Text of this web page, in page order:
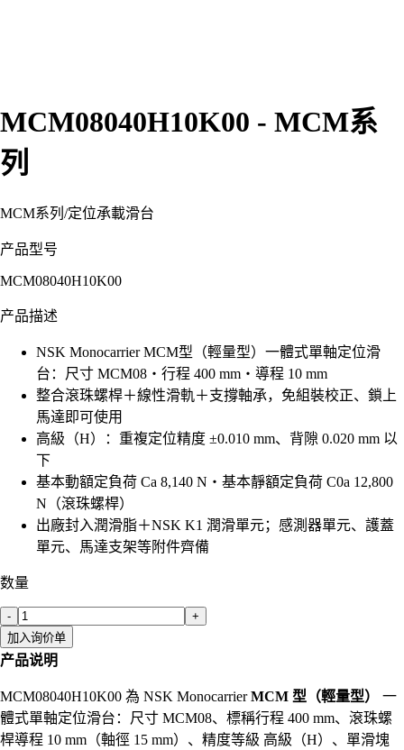
MCM08040H10K00 - MCM系
列
MCM系列 /定位承載滑台
产品型号
MCM08040H10K00
产品描述
NSK Monocarrier MCM型（輕量型）一體式單軸定位滑
台：尺寸 MCM08・行程 400 mm・導程 10 mm
整合滾珠螺桿＋線性滑軌＋支撐軸承，免組裝校正、鎖上
馬達即可使用
高級（H）：重複定位精度 ±0.010 mm、背隙 0.020 mm 以
下
基本動額定負荷 Ca 8,140 N・基本靜額定負荷 C0a 12,800
N（滾珠螺桿）
出廠封入潤滑脂＋NSK K1 潤滑單元；感測器單元、護蓋
單元、馬達支架等附件齊備
数量
-
+
加入询价单
产品说明
MCM08040H10K00 為 NSK MonocarrierMCM 型（輕量型）
一
體式單軸定位滑台：尺寸 MCM08、標稱行程 400 mm、滾珠螺
桿導程 10 mm（軸徑 15 mm）、精度等級 高級（H）、單滑塊